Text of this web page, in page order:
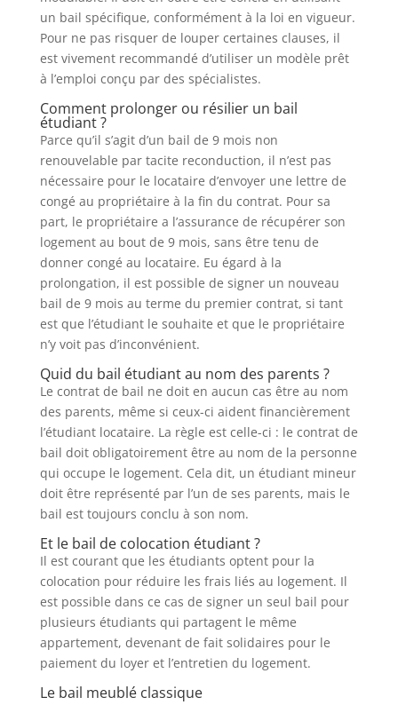
un bail spécifique, conformément à la loi en vigueur.
Pour ne pas risquer de louper certaines clauses, il
est vivement recommandé d’utiliser un modèle prêt
à l’emploi conçu par des spécialistes.
Comment prolonger ou résilier un bail
étudiant ?
Parce qu’il s’agit d’un bail de 9 mois non
renouvelable par tacite reconduction, il n’est pas
nécessaire pour le locataire d’envoyer une lettre de
congé au propriétaire à la fin du contrat. Pour sa
part, le propriétaire a l’assurance de récupérer son
logement au bout de 9 mois, sans être tenu de
donner congé au locataire. Eu égard à la
prolongation, il est possible de signer un nouveau
bail de 9 mois au terme du premier contrat, si tant
est que l’étudiant le souhaite et que le propriétaire
n’y voit pas d’inconvénient.
Quid du bail étudiant au nom des parents ?
Le contrat de bail ne doit en aucun cas être au nom
des parents, même si ceux-ci aident financièrement
l’étudiant locataire. La règle est celle-ci : le contrat de
bail doit obligatoirement être au nom de la personne
qui occupe le logement. Cela dit, un étudiant mineur
doit être représenté par l’un de ses parents, mais le
bail est toujours conclu à son nom.
Et le bail de colocation étudiant ?
Il est courant que les étudiants optent pour la
colocation pour réduire les frais liés au logement. Il
est possible dans ce cas de signer un seul bail pour
plusieurs étudiants qui partagent le même
appartement, devenant de fait solidaires pour le
paiement du loyer et l’entretien du logement.
Le bail meublé classique